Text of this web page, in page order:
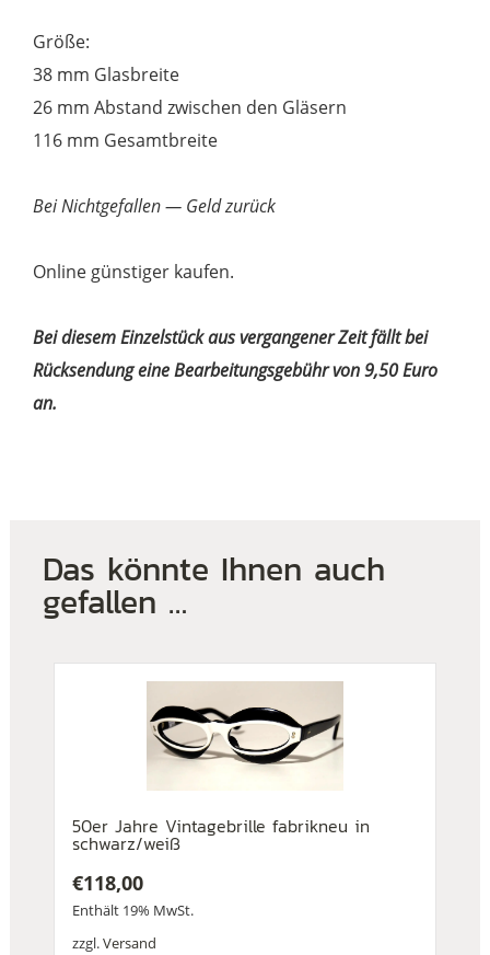
Menge
Größe:
38 mm Glasbreite
26 mm Abstand zwischen den Gläsern
116 mm Gesamtbreite
Bei Nichtgefallen — Geld zurück
Online günstiger kaufen.
Bei diesem Einzelstück aus vergangener Zeit fällt bei
Rücksendung eine Bearbeitungsgebühr von 9,50 Euro
an.
Das könnte Ihnen auch
gefallen …
50er Jahre Vintagebrille fabrikneu in
schwarz/weiß
€118,00
Enthält 19% MwSt.
zzgl.Versand